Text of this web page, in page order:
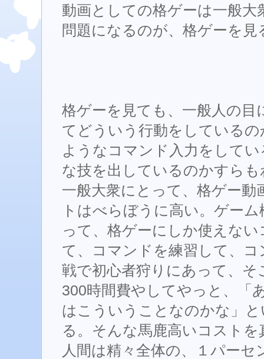
動画としての格ゲーは一般
問題になるのが、格ゲーを見
格ゲーを見ても、一般人の
てどういう行動をしている
ようなコマンド入力をして
な技を出しているのかすら
一般大衆にとって、格ゲー動
トはべらぼうに高い。ゲー
って、格ゲーにしか使えな
て、コマンドを練習して、
戦で初心者狩りにあって、そ
300時間費やしてやっと、「
はこういうことなのかな」
る。そんな馬鹿高いコスト
人間は精々全体の、１パー